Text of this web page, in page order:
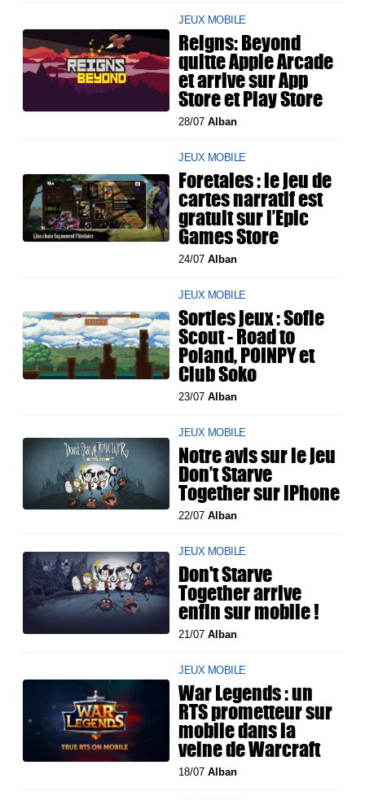
JEUX MOBILE
Reigns: Beyond
quitte Apple Arcade
et arrive sur App
Store et Play Store
28/07Alban
JEUX MOBILE
Foretales : le jeu de
cartes narratif est
gratuit sur l’Epic
Games Store
24/07Alban
JEUX MOBILE
Sorties jeux : Sofie
Scout - Road to
Poland, POINPY et
Club Soko
23/07Alban
JEUX MOBILE
Notre avis sur le jeu
Don’t Starve
Together sur iPhone
22/07Alban
JEUX MOBILE
Don't Starve
Together arrive
enfin sur mobile !
21/07Alban
JEUX MOBILE
War Legends : un
RTS prometteur sur
mobile dans la
veine de Warcraft
18/07Alban